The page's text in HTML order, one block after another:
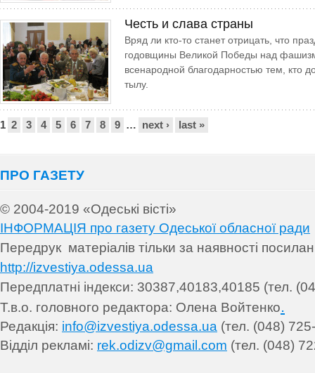
Честь и слава страны
Вряд ли кто-то станет отрицать, что
годовщины Великой Победы над
всенародной благодарностью тем, кто
тылу.
Сторінки
1 2 3 4 5 6 7 8 9 … next › last »
ПРО ГАЗЕТУ
© 2004-2019 «Одеські вісті»
ІНФОРМАЦІЯ про газету Одеської обласної ради
Передрук матеріалів тільки за наявності
http://izvestiya.odessa.ua
Передплатні індекси: 30387,40183,40185 (тел.
Т.в.о. головного редактора: Олена Войтенко.
Редакція: info@izvestiya.odessa.ua (тел. (048)
Відділ рекламі: rek.odizv@gmail.com (тел. (048)